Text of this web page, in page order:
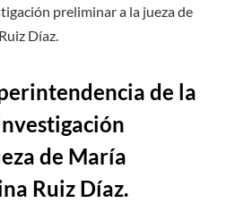
preliminar a la jueza de
Díaz.
de la
de María
Ruiz Díaz.